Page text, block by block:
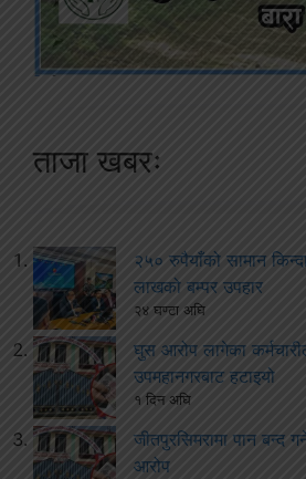
ताजा खबरः
२५० रुपैयाँको सामान
लाखको बम्पर उपहार
२४ घण्टा अघि
घुस आरोप लागेका
उपमहानगरबाट हटाइयो
१ दिन अघि
जीतपुरसिमरामा पान बन्द
आरोप